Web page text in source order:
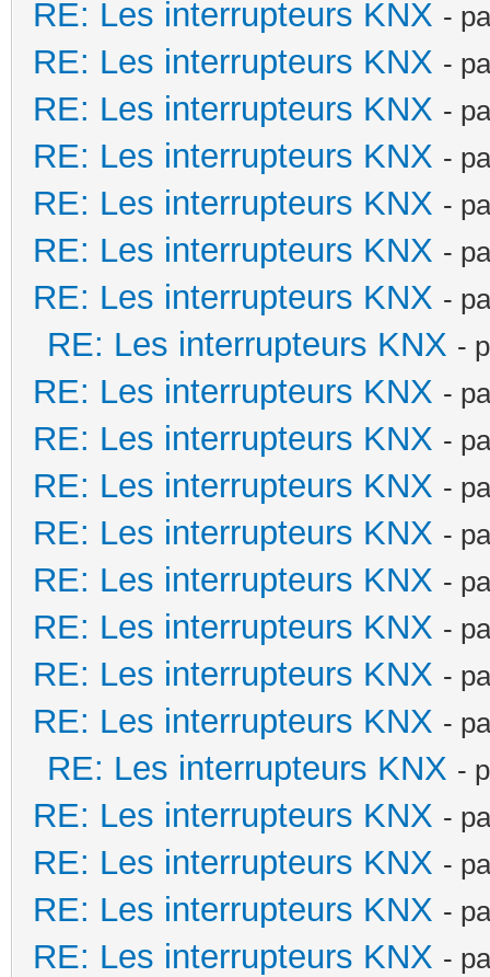
RE: Les interrupteurs KNX -
RE: Les interrupteurs KNX -
RE: Les interrupteurs KNX -
RE: Les interrupteurs KNX -
RE: Les interrupteurs KNX -
RE: Les interrupteurs KNX -
RE: Les interrupteurs KNX -
RE: Les interrupteurs KNX -
RE: Les interrupteurs KNX -
RE: Les interrupteurs KNX -
RE: Les interrupteurs KNX -
RE: Les interrupteurs KNX -
RE: Les interrupteurs KNX -
RE: Les interrupteurs KNX -
RE: Les interrupteurs KNX -
RE: Les interrupteurs KNX -
RE: Les interrupteurs KNX -
RE: Les interrupteurs KNX -
RE: Les interrupteurs KNX -
RE: Les interrupteurs KNX -
RE: Les interrupteurs KNX -